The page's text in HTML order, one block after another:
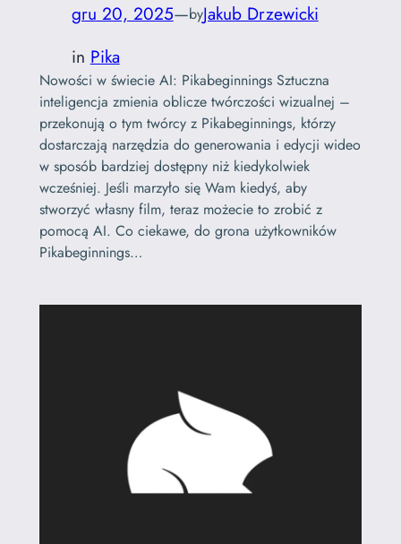
gru 20, 2025—byJakub Drzewicki
in Pika
Nowości w świecie AI: Pikabeginnings Sztuczna
inteligencja zmienia oblicze twórczości wizualnej –
przekonują o tym twórcy z Pikabeginnings, którzy
dostarczają narzędzia do generowania i edycji wideo
w sposób bardziej dostępny niż kiedykolwiek
wcześniej. Jeśli marzyło się Wam kiedyś, aby
stworzyć własny film, teraz możecie to zrobić z
pomocą AI. Co ciekawe, do grona użytkowników
Pikabeginnings…